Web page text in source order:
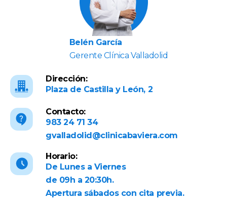
Belén García
Gerente Clínica Valladolid
Dirección:
Plaza de Castilla y León, 2
Contacto:
983 24 71 34
gvalladolid@clinicabaviera.com
Horario:
De Lunes a Viernes
de 09h a 20:30h.
Apertura sábados con cita previa.